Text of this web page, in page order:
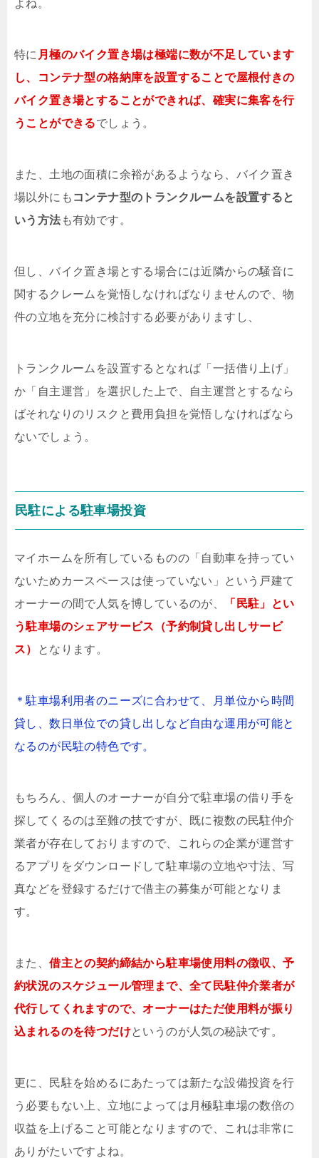
よね。
特に 月極のバイク置き場は極端に数が不足しています
し、コンテナ型の格納庫を設置することで屋根付きの
バイク置き場とすることができれば、確実に集客を行
うことができるでしょう。
また、土地の面積に余裕があるようなら、バイク置き
場以外にも コンテナ型のトランクルームを設置すると
いう方法 も有効です。
但し、バイク置き場とする場合には近隣からの騒音に
関するクレームを覚悟しなければなりませんので、物
件の立地を充分に検討する必要がありますし、
トランクルームを設置するとなれば「一括借り上げ」
か「自主運営」を選択した上で、自主運営とするなら
ばそれなりのリスクと費用負担を覚悟しなければなら
ないでしょう。
民駐による駐車場投資
マイホームを所有しているものの「自動車を持ってい
ないためカースペースは使っていない」という戸建て
オーナーの間で人気を博しているのが、
「民駐」とい
う駐車場のシェアサービス（予約制貸し出しサービ
ス）
となります。
＊駐車場利用者のニーズに合わせて、月単位から時間
貸し、数日単位での貸し出しなど自由な運用が可能と
なるのが民駐の特色です。
もちろん、個人のオーナーが自分で駐車場の借り手を
探してくるのは至難の技ですが、既に複数の民駐仲介
業者が存在しておりますので、これらの企業が運営す
るアプリをダウンロードして駐車場の立地や寸法、写
真などを登録するだけで借主の募集が可能となりま
す。
また、借主との契約締結から駐車場使用料の徴収、予
約状況のスケジュール管理まで、全て民駐仲介業者が
代行してくれますので、オーナーはただ使用料が振り
込まれるのを待つだけというのが人気の秘訣です。
更に、民駐を始めるにあたっては新たな設備投資を行
う必要もない上、立地によっては月極駐車場の数倍の
収益を上げること可能となりますので、これは非常に
ありがたいですよね。